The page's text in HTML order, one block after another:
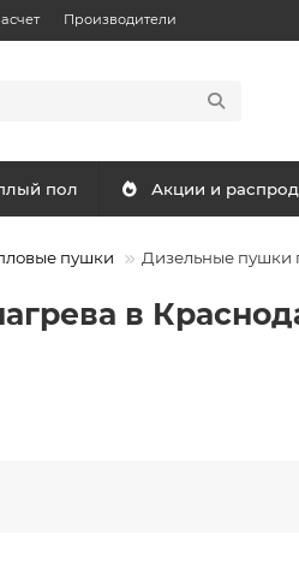
Производители
пол Акции и
пушки Дизельные пушки
в